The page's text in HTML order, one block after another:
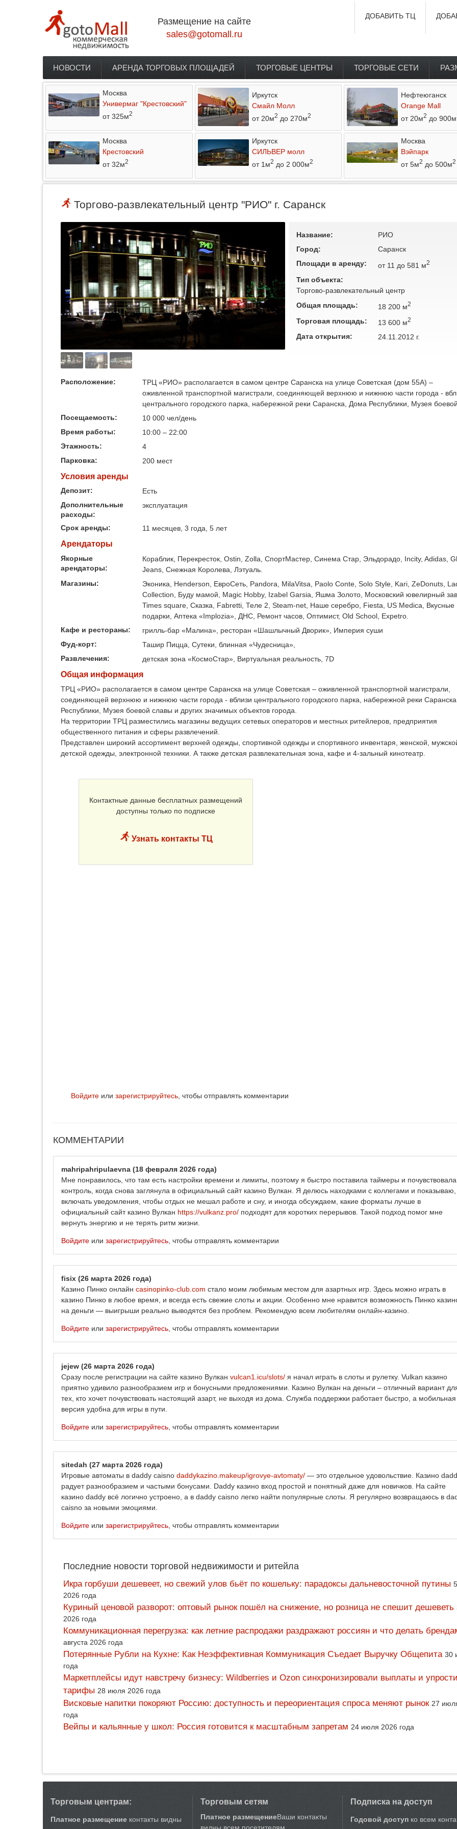
Размещение на сайте
sales@gotomall.ru
ДОБАВИТЬ ТЦ
Главное меню
НОВОСТИ АРЕНДА ТОРГОВЫХ ПЛОЩАДЕЙ ТОРГОВЫЕ ЦЕНТРЫ ТОРГОВЫЕ СЕТИ
Москва
Универмаг "Крестовский"
от 325м2
Иркутск
Смайл Молл
от 20м2 до 270м2
Нефтеюганск
Orange Mall
от 20м2 до 900м
Москва
Крестовский
от 32м2
Иркутск
СИЛЬВЕР молл
от 1м2 до 2 000м2
Москва
Вэйпарк
от 5м2 до 500м2
Торгово-развлекательный центр "РИО" г. Саранск
Название:
РИО
Город:
Саранск
Площади в аренду:
от 11 до 581 м2
Тип объекта:
Торгово-развлекательный центр
Общая площадь:
18 200 м2
Торговая площадь: 13 600 м2
Дата открытия: 24.11.2012 г.
Расположение:
ТРЦ «РИО» располагается в самом центре Саранска на улице Советская (дом 55А) –
оживленной транспортной магистрали, соединяющей верхнюю и нижнюю части города -
центрального городского парка, набережной реки Саранска, Дома Республики, Музея
Посещаемость:
10 000 чел/день
Время работы:
10:00 – 22:00
Этажность:
4
Парковка:
200 мест
Условия аренды
Депозит:
Есть
Дополнительные
расходы:
эксплуатация
Срок аренды: 11 месяцев, 3 года, 5 лет
Арендаторы
Якорные
арендаторы:
Кораблик, Перекресток, Ostin, Zolla, СпортМастер, Синема Стар, Эльдорадо, Incity, Adidas,
Jeans, Снежная Королева, Лэтуаль.
Магазины:
Эконика, Henderson, ЕвроСеть, Pandora, MilaVitsa, Paolo Conte, Solo Style, Kari, ZeDonuts,
Collection, Буду мамой, Magic Hobby, Izabel Garsia, Яшма Золото, Московский ювелирный
Times square, Сказка, Fabretti, Теле 2, Steam-net, Наше серебро, Fiesta, US Medica, Вкусные
подарки, Аптека «Implozia», ДНС, Ремонт часов, Оптимист, Old School, Expetro.
Кафе и рестораны:
грилль-бар «Малина», ресторан «Шашлычный Дворик», Империя суши
Фуд-корт:
Ташир Пицца, Сутеки, блинная «Чудесница»,
Развлечения:
детская зона «КосмоСтар», Виртуальная реальность, 7D
Общая информация
ТРЦ «РИО» располагается в самом центре Саранска на улице Советская – оживленной транспортной магистрали,
соединяющей верхнюю и нижнюю части города - вблизи центрального городского парка, набережной реки
Республики, Музея боевой славы и других значимых объектов города.
На территории ТРЦ разместились магазины ведущих сетевых операторов и местных ритейлеров, предприятия
общественного питания и сферы развлечений.
Представлен широкий ассортимент верхней одежды, спортивной одежды и спортивного инвентаря, женской,
детской одежды, электронной техники. А также детская развлекательная зона, кафе и 4-зальный кинотеатр.
Контактные данные бесплатных размещений
доступны только по подписке
Узнать контакты ТЦ
Войдите или зарегистрируйтесь , чтобы отправлять комментарии
КОММЕНТАРИИ
mahripahripulaevna (18 февраля 2026 года)
Мне понравилось, что там есть настройки времени и лимиты, поэтому я быстро поставила таймеры и почувствовала
контроль, когда снова заглянула в официальный сайт казино Вулкан. Я делюсь находками с коллегами и показываю,
включать уведомления, чтобы отдых не мешал работе и сну, и иногда обсуждаем, какие форматы лучше в
официальный сайт казино Вулкан https://vulkanz.pro/ подходят для коротких перерывов. Такой подход помог мне
вернуть энергию и не терять ритм жизни.
Войдите или зарегистрируйтесь , чтобы отправлять комментарии
fisix (26 марта 2026 года)
Казино Пинко онлайн casinopinko-club.com стало моим любимым местом для азартных игр. Здесь можно играть в
казино Пинко в любое время, и всегда есть свежие слоты и акции. Особенно мне нравится возможность Пинко
на деньги — выигрыши реально выводятся без проблем. Рекомендую всем любителям онлайн-казино.
Войдите или зарегистрируйтесь , чтобы отправлять комментарии
jejew (26 марта 2026 года)
Сразу после регистрации на сайте казино Вулкан vulcan1.icu/slots/ я начал играть в слоты и рулетку. Vulkan казино
приятно удивило разнообразием игр и бонусными предложениями. Казино Вулкан на деньги – отличный вариант
тех, кто хочет почувствовать настоящий азарт, не выходя из дома. Служба поддержки работает быстро, а мобильная
версия удобна для игры в пути.
Войдите или зарегистрируйтесь , чтобы отправлять комментарии
sitedah (27 марта 2026 года)
Игровые автоматы в daddy caisno daddykazino.makeup/igrovye-avtomaty/ — это отдельное удовольствие. Казино
радует разнообразием и частыми бонусами. Daddy казино вход простой и понятный даже для новичков. На сайте
казино daddy всё логично устроено, а в daddy caisno легко найти популярные слоты. Я регулярно возвращаюсь в
caisno за новыми эмоциями.
Войдите или зарегистрируйтесь , чтобы отправлять комментарии
Последние новости торговой недвижимости и ритейла
Икра горбуши дешевеет, но свежий улов бьёт по кошельку: парадоксы дальневосточной путины
2026 года
Куриный ценовой разворот: оптовый рынок пошёл на снижение, но розница не спешит дешеветь
2026 года
Коммуникационная перегрузка: как летние распродажи раздражают россиян и что делать
августа 2026 года
Потерянные Рубли на Кухне: Как Неэффективная Коммуникация Съедает Выручку Общепита 30
года
Маркетплейсы идут навстречу бизнесу: Wildberries и Ozon синхронизировали выплаты и
тарифы 28 июля 2026 года
Висковые напитки покоряют Россию: доступность и переориентация спроса меняют рынок 27
года
Вейпы и кальянные у школ: Россия готовится к масштабным запретам 24 июля 2026 года
Торговым центрам:
Платное размещение контакты видны
Торговым сетям
Платное размещениеВаши контакты
видны всем посетителям
Подписка на доступ
Годовой доступ ко всем